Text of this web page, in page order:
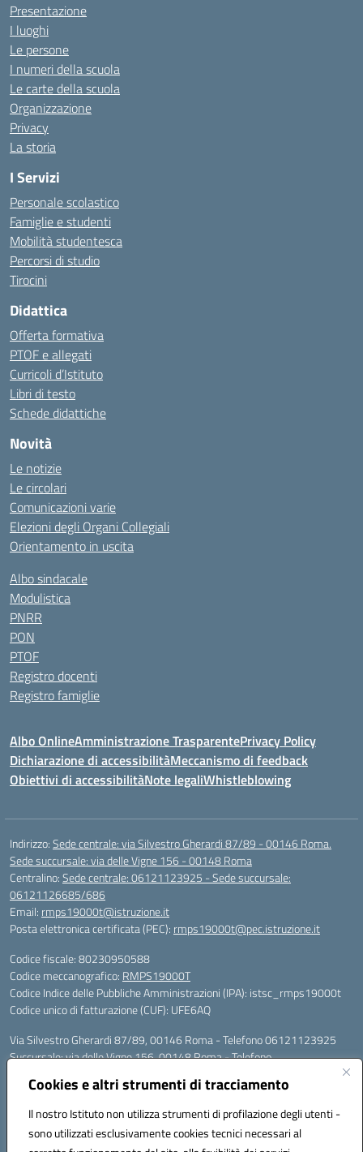
Cookies e altri strumenti di tracciamento
Il nostro Istituto non utilizza strumenti di profilazione degli utenti -
sono utilizzati esclusivamente cookies tecnici necessari al
Presentazione
I luoghi
Le persone
I numeri della scuola
Le carte della scuola
Organizzazione
Privacy
La storia
I Servizi
Personale scolastico
Famiglie e studenti
Mobilità studentesca
Percorsi di studio
Tirocini
Didattica
Offerta formativa
PTOF e allegati
Curricoli d’Istituto
Libri di testo
Schede didattiche
Novità
Le notizie
Le circolari
Comunicazioni varie
Elezioni degli Organi Collegiali
Orientamento in uscita
Albo sindacale
Modulistica
PNRR
PON
PTOF
Registro docenti
Registro famiglie
Albo OnlineAmministrazione TrasparentePrivacy Policy
Dichiarazione di accessibilitàMeccanismo di feedback
Obiettivi di accessibilitàNote legaliWhistleblowing
Indirizzo:Sede centrale: via Silvestro Gherardi 87/89 - 00146 Roma.
Sede succursale: via delle Vigne 156 - 00148 Roma
Centralino:Sede centrale: 06121123925 - Sede succursale:
06121126685/686
Email: rmps19000t@istruzione.it
Posta elettronica certificata (PEC): rmps19000t@pec.istruzione.it
Codice fiscale: 80230950588
Codice meccanografico: RMPS19000T
Codice Indice delle Pubbliche Amministrazioni (IPA): istsc_rmps19000t
Codice unico di fatturazione (CUF): UFE6AQ
Via Silvestro Gherardi 87/89, 00146 Roma - Telefono 06121123925
Succursale: via delle Vigne 156, 00148 Roma - Telefono
Mail: rmps19000t@istruzione.it - PEC: rmps19000t@pec.istruzione.it
Per contatti con il Dirigente Scolastico, utilizzare esclusivamente
Codice univoco ufficio: UFE6AQ